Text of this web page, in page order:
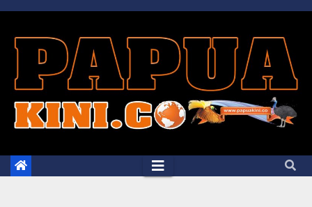
Skip
content